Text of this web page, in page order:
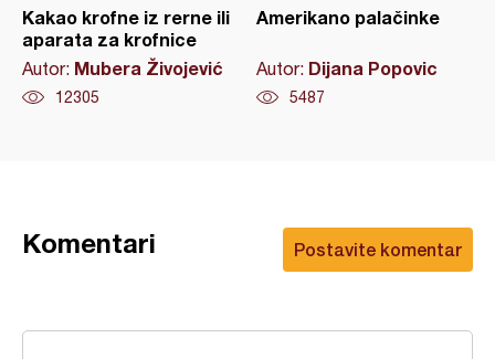
Kakao krofne iz rerne ili
aparata za krofnice
Autor: Mubera Živojević
12305
Amerikano palačinke
Autor: Dijana Popovic
5487
Postavite komentar
Komentari